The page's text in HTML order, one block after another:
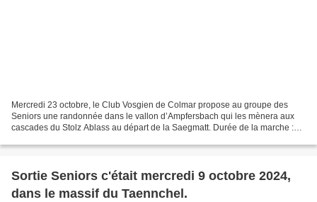
Mercredi 23 octobre, le Club Vosgien de Colmar propose au groupe des
Seniors une randonnée dans le vallon d’Ampfersbach qui les mènera aux
cascades du Stolz Ablass au départ de la Saegmatt. Durée de la marche :
Sortie Seniors c'était mercredi 9 octobre 2024,
dans le massif du Taennchel.